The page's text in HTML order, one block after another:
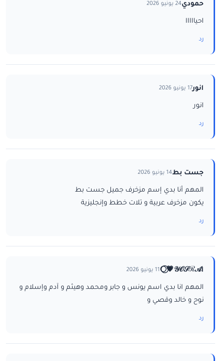
حمودي24 يونيو 2026
احيااااا
رد
انور17 يونيو 2026
انور
رد
جست بط14 يونيو 2026
المهم أنا بدي إسم مزخرف جميل جست بط
يكون مزخرف عربية و تلات خطط وإنجليزية
رد
ا𝒴𝒪𝒮ℛ𝒜💗⃝🌕 11 يونيو 2026
المهم انا بدي اسم يونس و جابر ومحمد وهيثم و آدم وإسلام و
نوح و خالد وقصي و
رد